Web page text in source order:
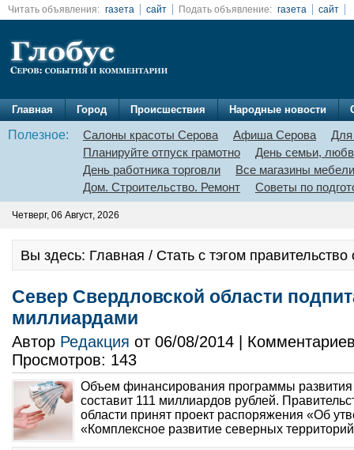
Читать объявления: газета сайт Подать объявление: газета сайт
Главная Город Происшествия Народные новости
Полезное: Салоны красоты Серова Афиша Серова
Для
Планируйте отпуск грамотно
День семьи,
День работника торговли
Все магазины мебели
Дом. Строительство. Ремонт
Советы по
Четверг, 06 Август, 2026
Вы здесь: Главная / Стать с тэгом правительство
Север Свердловской области
миллиардами
Автор Редакция от 06/08/2014 |
Просмотров: 143
Объем финансирования программы развития
составит 111 миллиардов рублей.
области принят проект распоряжения «Об
«Комплексное развитие северных